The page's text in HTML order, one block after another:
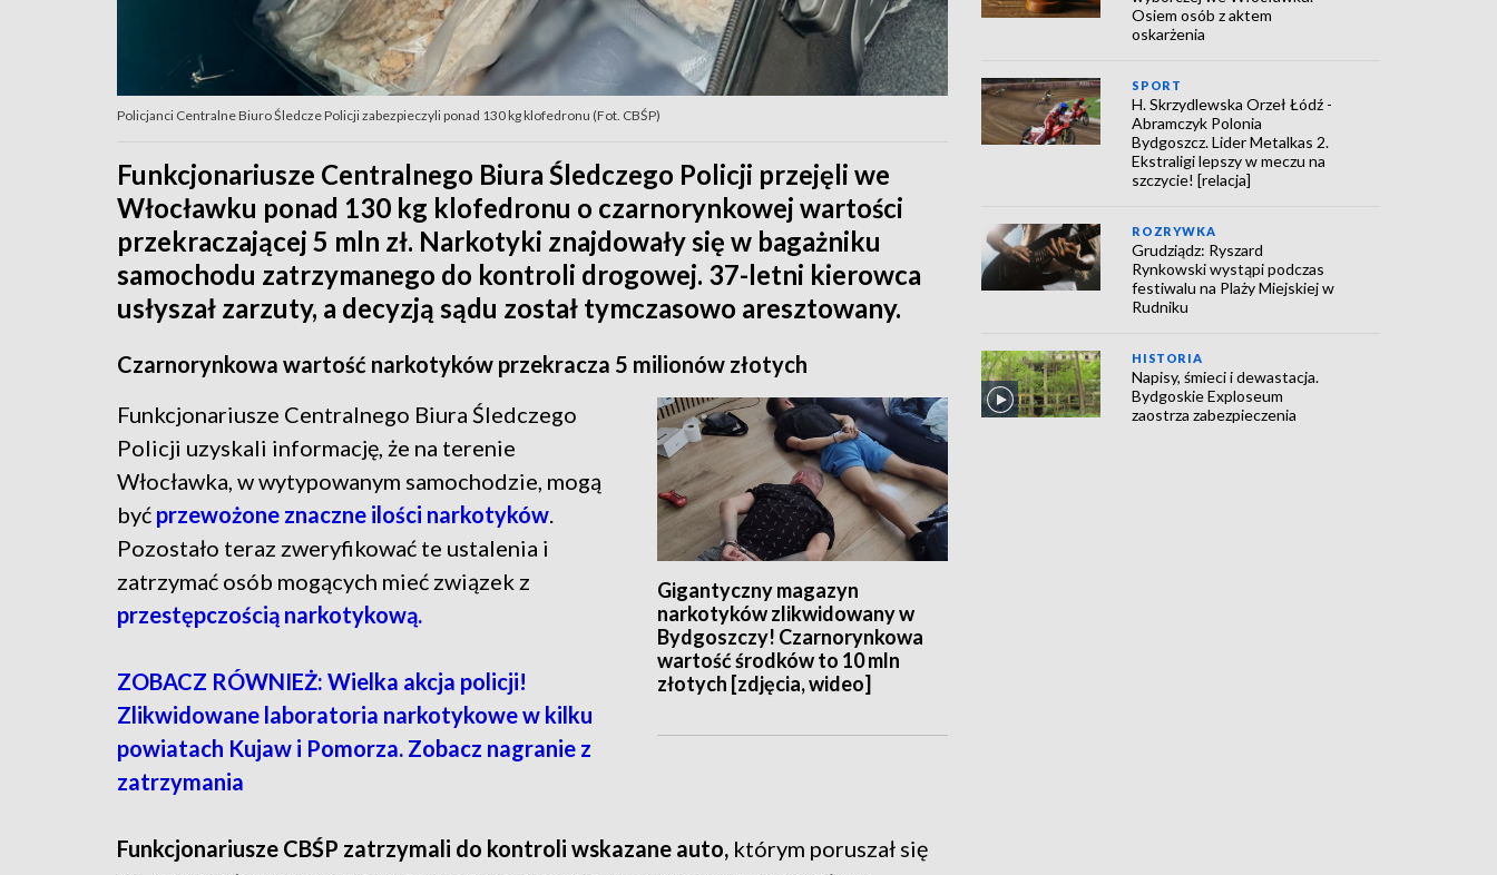
Policjanci Centralne Biuro Śledcze Policji zabezpieczyli ponad 130 kg klofedronu (Fot. CBŚP)
Funkcjonariusze Centralnego Biura Śledczego Policji przejęli we
Włocławku ponad 130 kg klofedronu o czarnorynkowej wartości
przekraczającej 5 mln zł. Narkotyki znajdowały się w bagażniku
samochodu zatrzymanego do kontroli drogowej. 37-letni kierowca
usłyszał zarzuty, a decyzją sądu został tymczasowo aresztowany.
Czarnorynkowa wartość narkotyków przekracza 5 milionów złotych
Gigantyczny magazyn
narkotyków zlikwidowany w
Bydgoszczy! Czarnorynkowa
wartość środków to 10 mln
złotych [zdjęcia, wideo]
Funkcjonariusze Centralnego Biura Śledczego
Policji uzyskali informację, że na terenie
Włocławka, w wytypowanym samochodzie, mogą
być przewożone znaczne ilości narkotyków.
Pozostało teraz zweryfikować te ustalenia i
zatrzymać osób mogących mieć związek z
przestępczością narkotykową.
ZOBACZ RÓWNIEŻ: Wielka akcja policji!
Zlikwidowane laboratoria narkotykowe w kilku
powiatach Kujaw i Pomorza. Zobacz nagranie z
zatrzymania
Funkcjonariusze CBŚP zatrzymali do kontroli wskazane auto, którym poruszał się
Osiem osób z aktem
oskarżenia
SPORT
H. Skrzydlewska Orzeł Łódź -
Abramczyk Polonia
Bydgoszcz. Lider Metalkas 2.
Ekstraligi lepszy w meczu na
szczycie! [relacja]
ROZRYWKA
Grudziądz: Ryszard
Rynkowski wystąpi podczas
festiwalu na Plaży Miejskiej w
Rudniku
HISTORIA
Napisy, śmieci i dewastacja.
Bydgoskie Exploseum
zaostrza zabezpieczenia